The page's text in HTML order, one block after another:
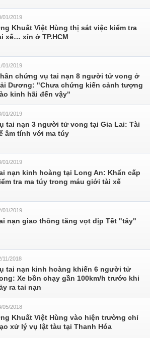
01/2019
Khuất Việt Hùng thị sát việc kiểm tra
xế… xỉn ở TP.HCM
01/2019
chứng vụ tai nạn 8 người tử vong ở
Dương: "Chưa chứng kiến cảnh tượng
kinh hãi đến vậy"
01/2019
tai nạn 3 người tử vong tại Gia Lai: Tài
âm tính với ma túy
01/2019
nạn kinh hoàng tại Long An: Khẩn cấp
tra ma túy trong máu giới tài xế
01/2019
nạn giao thông tăng vọt dịp Tết "tây"
11/2018
tai nạn kinh hoàng khiến 6 người tử
Xe bồn chạy gần 100km/h trước khi
ra tai nạn
05/2018
Khuất Việt Hùng vào hiện trường chỉ
xử lý vụ lật tàu tại Thanh Hóa